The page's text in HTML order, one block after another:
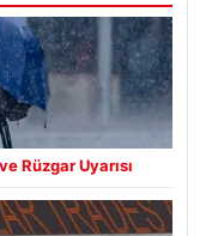
Rüzgar Uyarısı